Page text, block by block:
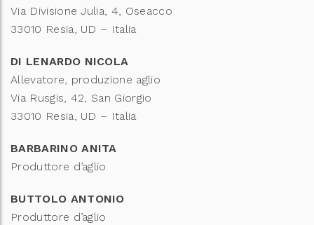
Via Divisione Julia, 4, Oseacco
33010 Resia, UD – Italia
DI LENARDO NICOLA
Allevatore, produzione aglio
Via Rusgis, 42, San Giorgio
33010 Resia, UD – Italia
BARBARINO ANITA
Produttore d’aglio
BUTTOLO ANTONIO
Produttore d’aglio